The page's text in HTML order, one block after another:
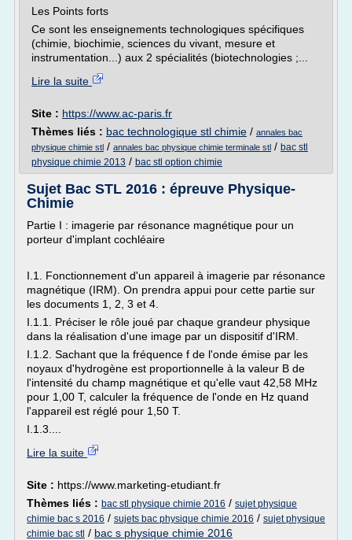
Les Points forts
Ce sont les enseignements technologiques spécifiques
(chimie, biochimie, sciences du vivant, mesure et
instrumentation...) aux 2 spécialités (biotechnologies ;...
Lire la suite
Site : https://www.ac-paris.fr
Thèmes liés : bac technologique stl chimie / annales bac
physique chimie stl / annales bac physique chimie terminale stl / bac stl
physique chimie 2013 / bac stl option chimie
Sujet Bac STL 2016 : épreuve Physique-
Chimie
Partie I : imagerie par résonance magnétique pour un
porteur d'implant cochléaire
I.1. Fonctionnement d'un appareil à imagerie par résonance
magnétique (IRM). On prendra appui pour cette partie sur
les documents 1, 2, 3 et 4.
I.1.1. Préciser le rôle joué par chaque grandeur physique
dans la réalisation d'une image par un dispositif d'IRM.
I.1.2. Sachant que la fréquence f de l'onde émise par les
noyaux d'hydrogène est proportionnelle à la valeur B de
l'intensité du champ magnétique et qu'elle vaut 42,58 MHz
pour 1,00 T, calculer la fréquence de l'onde en Hz quand
l'appareil est réglé pour 1,50 T.
I.1.3....
Lire la suite
Site : https://www.marketing-etudiant.fr
Thèmes liés : bac stl physique chimie 2016 / sujet physique
chimie bac s 2016 / sujets bac physique chimie 2016 / sujet physique
chimie bac stl / bac s physique chimie 2016